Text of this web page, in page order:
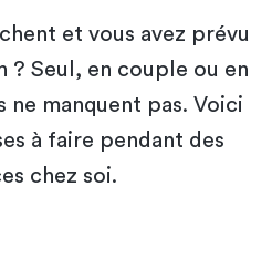
et vous avez prévu
? Seul, en couple ou en
manquent pas. Voici
à faire pendant des
chez soi.